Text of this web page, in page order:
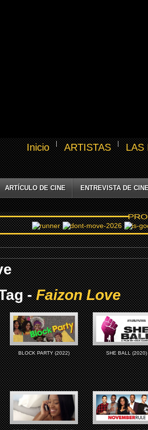
Inicio ARTISTAS LAS
ARTÍCULO DE CINE ENTREVISTA DE
-Faizon Love
BLOCK PARTY (2022) SHE BALL (2020)